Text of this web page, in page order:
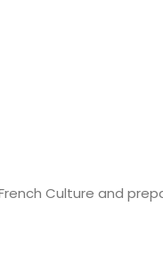
Culture and